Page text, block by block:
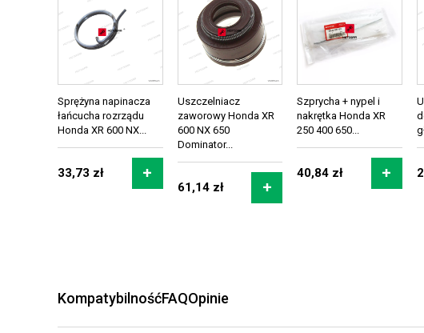
Sprężyna napinacza
łańcucha rozrządu
Honda XR 600 NX...
33,73 zł
Uszczelniacz
zaworowy Honda XR
600 NX 650
Dominator...
61,14 zł
Szprycha + nypel i
nakrętka Honda XR
250 400 650...
40,84 zł
KompatybilnośćFAQOpinie